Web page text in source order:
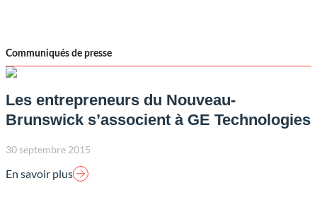
Communiqués de presse
Les entrepreneurs du Nouveau-
Brunswick s’associent à GE Technologies
30 septembre 2015
En savoir plus